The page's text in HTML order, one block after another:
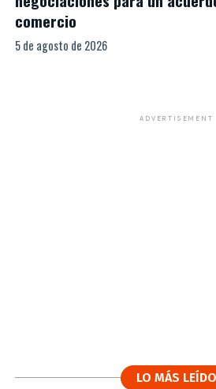
comercio
5 de agosto de 2026
ADVERTISEMENT
LO MÁS LEÍDO